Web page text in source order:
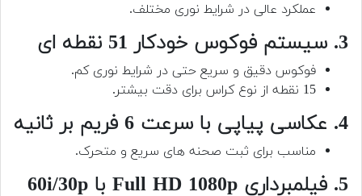
عملکرد عالی در شرایط نوری مختلف.
3. سیستم فوکوس خودکار 51 نقطه ای
فوکوس دقیق و سریع حتی در شرایط نوری کم.
15 نقطه از نوع کراس برای دقت بیشتر.
4. عکاسی پیاپی با سرعت 6 فریم بر ثانیه
مناسب برای ثبت صحنه های سریع و متحرک.
5. فیلمبرداری Full HD 1080p با 60i/30p